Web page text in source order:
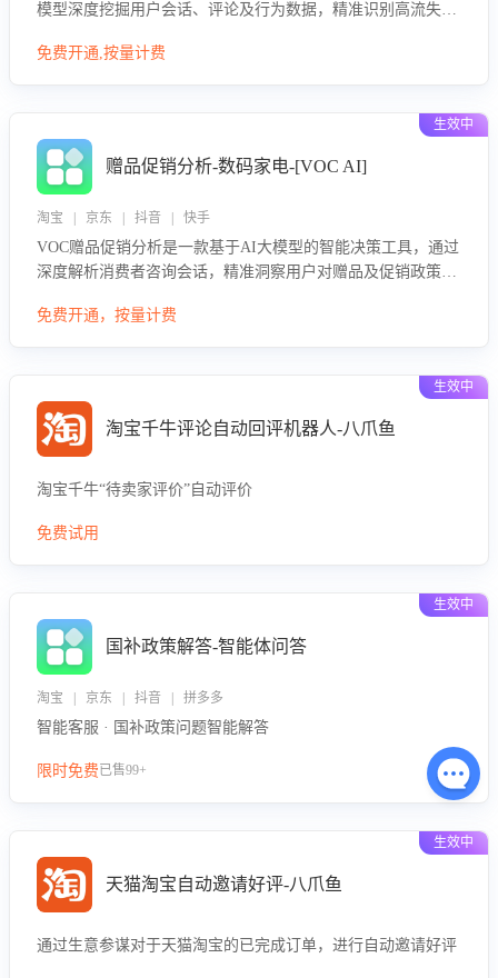
模型深度挖掘用户会话、评论及行为数据，精准识别高流失风
迟、竞品价格冲击等。系统自动输出可落地的挽回策略，迅速
免费开通,按量计费
生效中
赠品促销分析-数码家电-[VOC AI]
淘宝 | 京东 | 抖音 | 快手
VOC赠品促销分析是一款基于AI大模型的智能决策工具，通过
深度解析消费者咨询会话，精准洞察用户对赠品及促销政策的
求，帮助企业制定个性化赠品组合策略，优化资源投放并淘汰
免费开通，按量计费
生效中
淘宝千牛评论自动回评机器人-八爪鱼
淘宝千牛“待卖家评价”自动评价
免费试用
生效中
国补政策解答-智能体问答
淘宝 | 京东 | 抖音 | 拼多多
智能客服 · 国补政策问题智能解答
限时免费已售99+
生效中
天猫淘宝自动邀请好评-八爪鱼
通过生意参谋对于天猫淘宝的已完成订单，进行自动邀请好评